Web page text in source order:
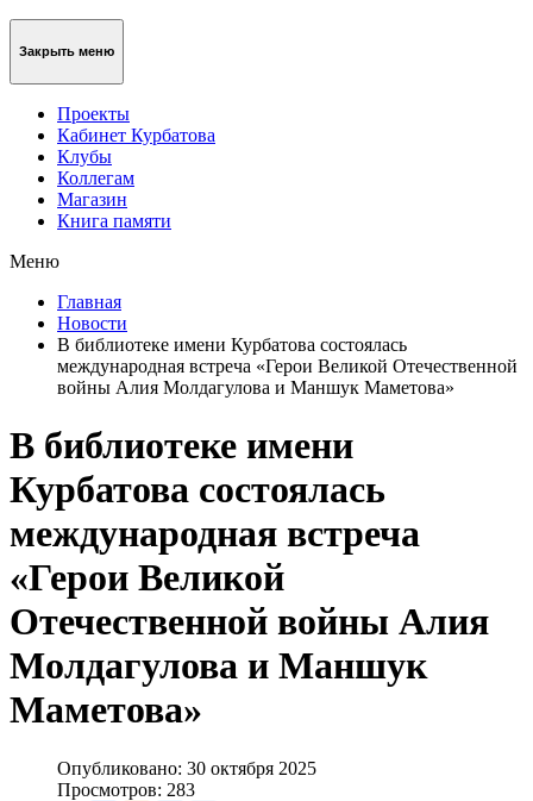
Закрыть меню
Проекты
Кабинет Курбатова
Клубы
Коллегам
Магазин
Книга памяти
Меню
Главная
Новости
В библиотеке имени Курбатова состоялась
международная встреча «Герои Великой Отечественной
войны Алия Молдагулова и Маншук Маметова»
В библиотеке имени
Курбатова состоялась
международная встреча
«Герои Великой
Отечественной войны Алия
Молдагулова и Маншук
Маметова»
Опубликовано: 30 октября 2025
Просмотров: 283